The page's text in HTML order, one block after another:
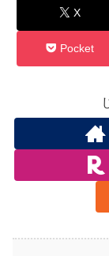
X
Pocket